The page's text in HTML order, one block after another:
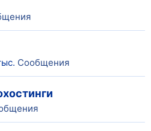
Сообщения